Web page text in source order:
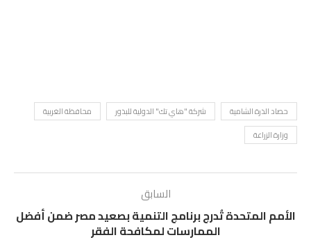
حصاد الذرة الشامية شركة "هاي تك" الدولية للبذور
محافظة الغربية
وزارة الزراعة
السابق
الأمم المتحدة تُدرج برنامج التنمية بصعيد مصر ضمن أفضل
الممارسات لمكافحة الفقر